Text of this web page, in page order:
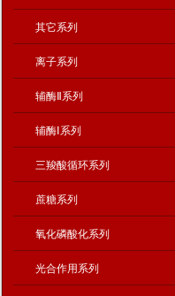
其它系列
离子系列
辅酶Ⅱ系列
辅酶Ⅰ系列
三羧酸循环系列
蔗糖系列
氧化磷酸化系列
光合作用系列